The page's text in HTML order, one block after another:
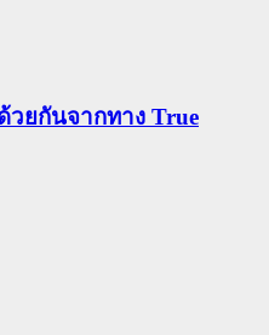
วยกันจากทาง True